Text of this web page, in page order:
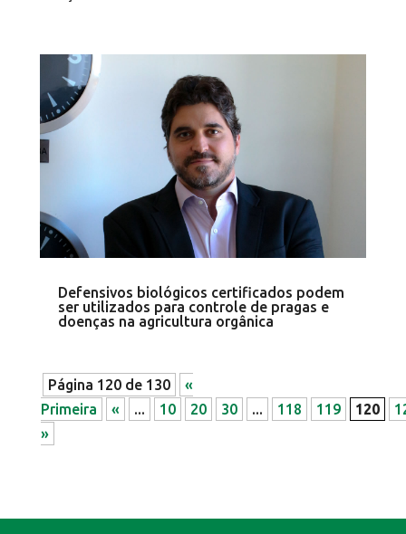
Defensivos biológicos certificados podem
ser utilizados para controle de pragas e
doenças na agricultura orgânica
Página 120 de 130
«
Primeira
« ... 10 20 30 ... 118 119 120
»